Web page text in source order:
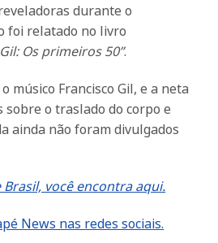
durante o
foi relatado no livro
Os primeiros 50”.
músico Francisco Gil, e a neta
sobre o traslado do corpo e
ainda não foram divulgados
você encontra aqui.
News nas redes sociais.